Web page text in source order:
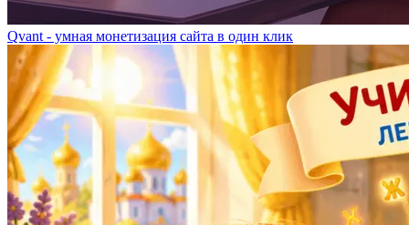
Qvant - умная монетизация сайта в один клик